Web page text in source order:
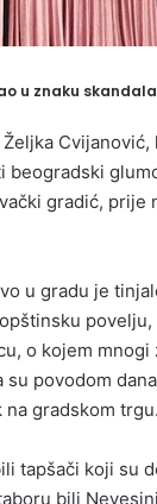
u znaku
beogradski
gradić, prije
u gradu je
o kojem mnogi
povodom
gradskom trgu.
tapšači koji su
bili